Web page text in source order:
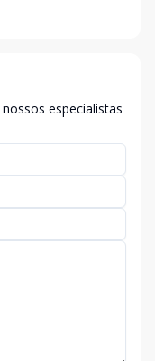
especialistas